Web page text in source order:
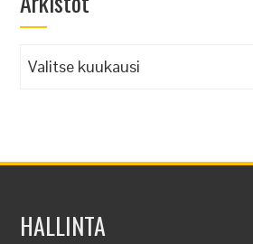
Arkistot
HALLINTA